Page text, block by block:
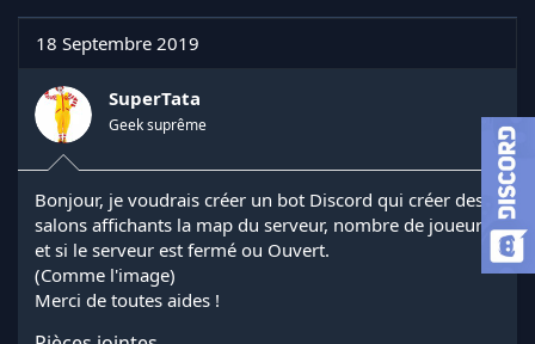
t
a
e
u
d
e
l
a
d
i
s
e
e
é
t
18 Septembre 2019
SuperTata
Geek suprême
Bonjour, je voudrais créer un bot Discord qui créer des
salons affichants la map du serveur, nombre de joueurs
et si le serveur est fermé ou Ouvert.
(Comme l'image)
Merci de toutes aides !